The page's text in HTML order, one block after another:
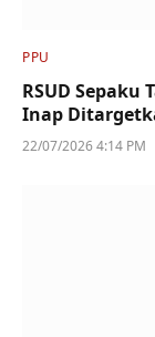
PPU
RSUD
Inap
22/07/2026 4:14 PM